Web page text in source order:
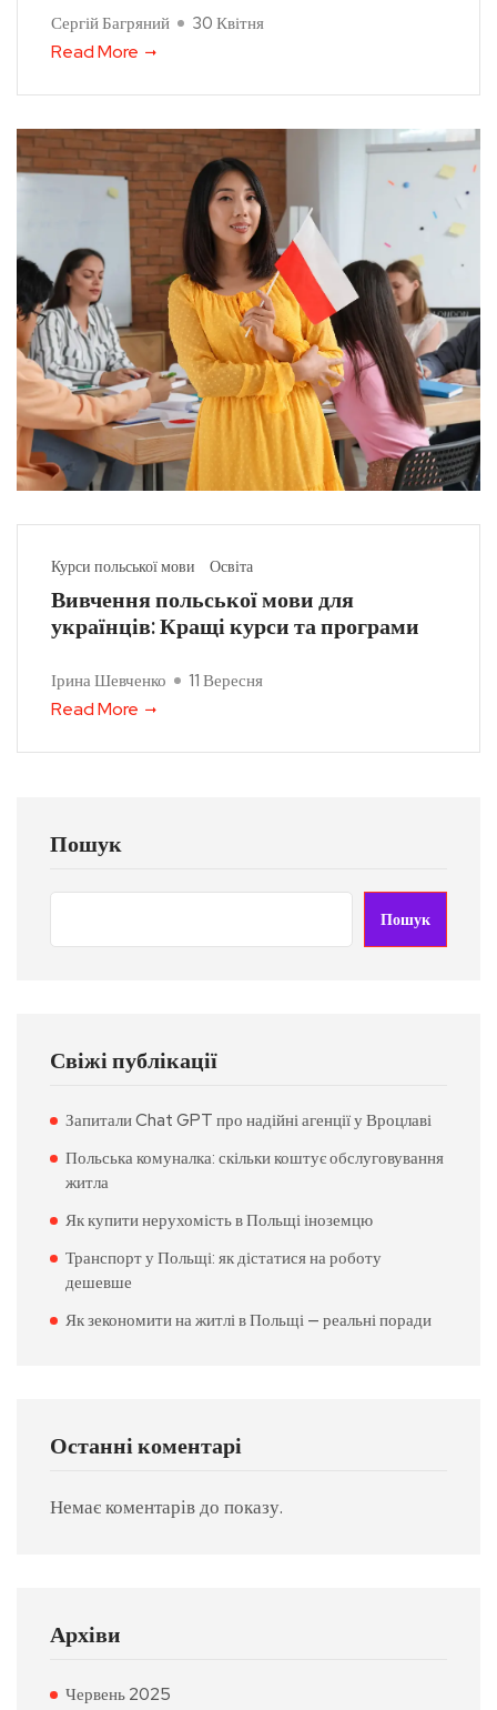
Сергій Багряний 30 Квітня
Read More
Курси польської мови Освіта
Вивчення польської мови для
українців: Кращі курси та програми
Ірина Шевченко 11 Вересня
Read More
Пошук
Пошук
Свіжі публікації
Запитали Chat GPT про надійні агенції у Вроцлаві
Польська комуналка: скільки коштує обслуговування
житла
Як купити нерухомість в Польщі іноземцю
Транспорт у Польщі: як дістатися на роботу
дешевше
Як зекономити на житлі в Польщі — реальні поради
Останні коментарі
Немає коментарів до показу.
Архіви
Червень 2025